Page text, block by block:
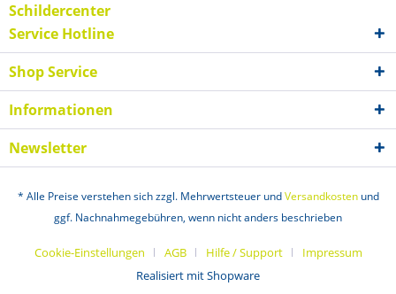
Schildercenter
Service Hotline
Shop Service
Informationen
Newsletter
* Alle Preise verstehen sich zzgl. Mehrwertsteuer undVersandkostenund
ggf. Nachnahmegebühren, wenn nicht anders beschrieben
Cookie-Einstellungen AGB Hilfe / Support
Impressum
Realisiert mit Shopware